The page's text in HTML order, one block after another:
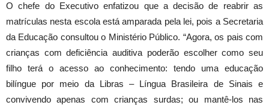
O chefe do Executivo enfatizou que a decisão de reabrir as
matrículas nesta escola está amparada pela lei, pois a Secretaria
da Educação consultou o Ministério Público. “Agora, os pais com
crianças com deficiência auditiva poderão escolher como seu
filho terá o acesso ao conhecimento: tendo uma educação
bilíngue por meio da Libras – Língua Brasileira de Sinais e
convivendo apenas com crianças surdas; ou mantê-los nas